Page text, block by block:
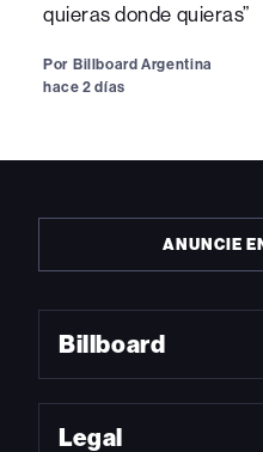
quieras donde quieras”
Por Billboard Argentina
hace 2 días
ANUNCIE
Billboard
Legal